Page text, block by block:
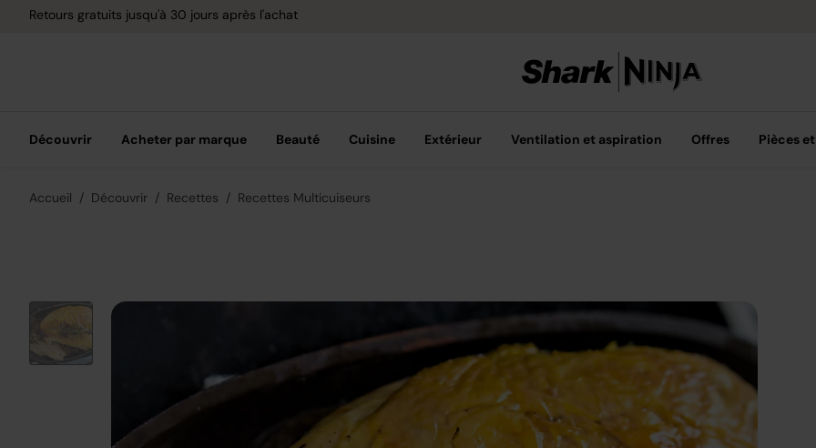
Retours gratuits jusqu'à 30 jours après l'achat Options de
Découvrir Acheter par marque Beauté Cuisine Extérieur Ventilation et aspiration Offres Pièces
Accueil Découvrir Recettes Recettes Multicuiseurs